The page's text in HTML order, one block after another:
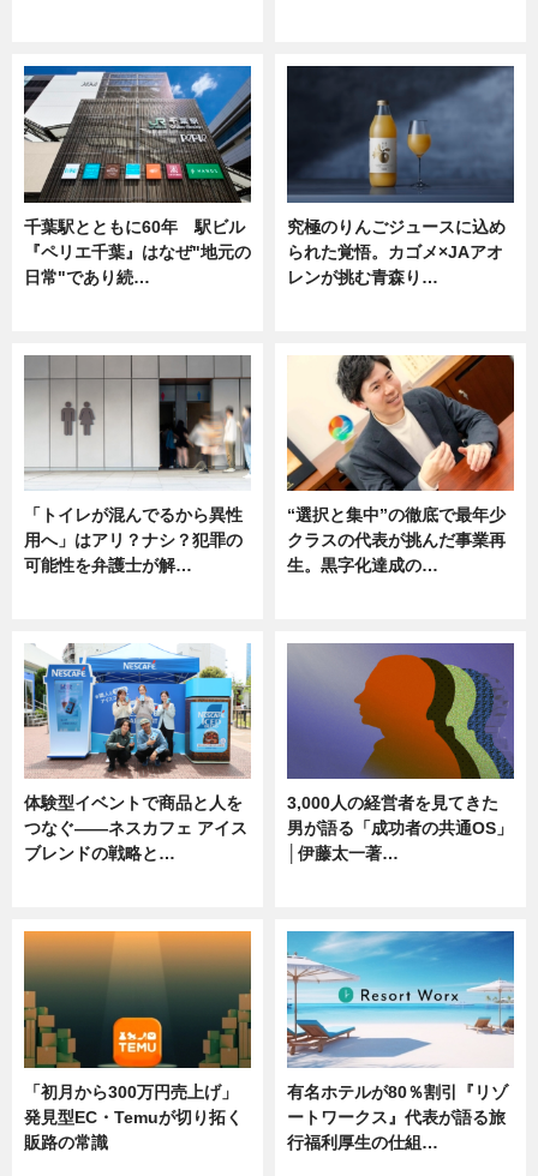
千葉駅とともに60年 駅ビル
『ペリエ千葉』はなぜ"地元の
日常"であり続…
究極のりんごジュースに込め
られた覚悟。カゴメ×JAアオ
レンが挑む青森り…
「トイレが混んでるから異性
用へ」はアリ？ナシ？犯罪の
可能性を弁護士が解…
“選択と集中”の徹底で最年少
クラスの代表が挑んだ事業再
生。黒字化達成の…
体験型イベントで商品と人を
つなぐ――ネスカフェ アイス
ブレンドの戦略と…
3,000人の経営者を見てきた
男が語る「成功者の共通OS」
│伊藤太一著…
「初月から300万円売上げ」
発見型EC・Temuが切り拓く
販路の常識
有名ホテルが80％割引『リゾ
ートワークス』代表が語る旅
行福利厚生の仕組…